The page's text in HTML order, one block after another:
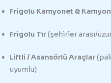
Frigolu Kamyonet & Kamyon
Frigolu Tır(şehirler arası/
Liftli / Asansörlü Araçlar
uyumlu)